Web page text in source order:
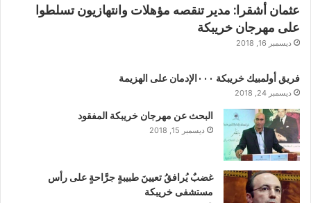
عثمان أشقرا: مدير تنقصه مؤهلات وانتهازيون تسلطوا
على مهرجان خريبكة
ديسمبر 16, 2018
فريق أولمبيك خريبكة ٠٠٠الإدمان على الهزيمة
ديسمبر 24, 2018
البحث عن مهرجان خريبكة المفقود
ديسمبر 15, 2018
غضبٌ يُرافقُ تعيينَ طبيبةٍ جرَّاحةٍ على رأس
مستشفى خريبكة